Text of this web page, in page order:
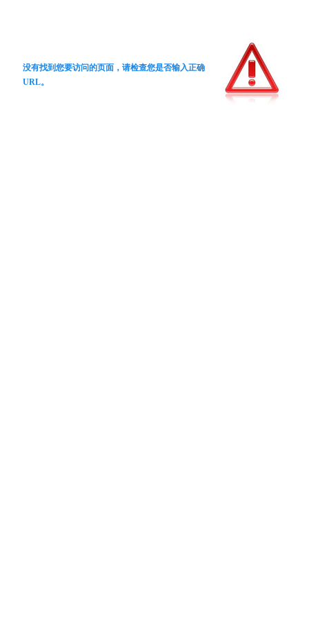
没有找到您要访问的页面，请检查您是否输入正确
URL。